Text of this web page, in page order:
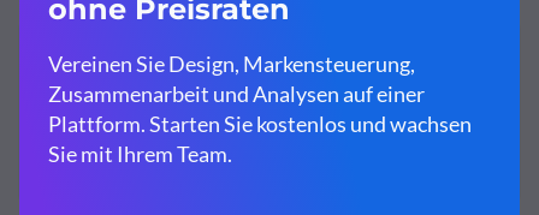
VERBUNDEN:
6 Schritte zum Verfassen eines Projektvorschlags
(Beispiele & Vorlagen)